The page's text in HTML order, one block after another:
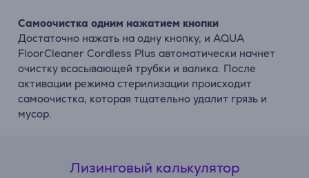
Самоочистка одним нажатием кнопки
Достаточно нажать на одну кнопку, и AQUA
FloorCleaner Cordless Plus автоматически начнет
очистку всасывающей трубки и валика. После
активации режима стерилизации происходит
самоочистка, которая тщательно удалит грязь и
мусор.
Лизинговый калькулятор